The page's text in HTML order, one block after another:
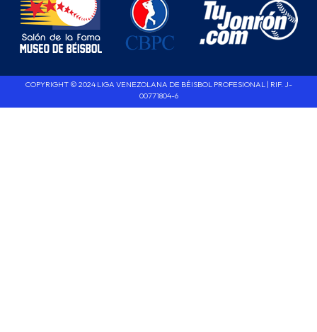
COPYRIGHT © 2024 LIGA VENEZOLANA DE BÉISBOL PROFESIONAL | RIF. J-
00771804-6